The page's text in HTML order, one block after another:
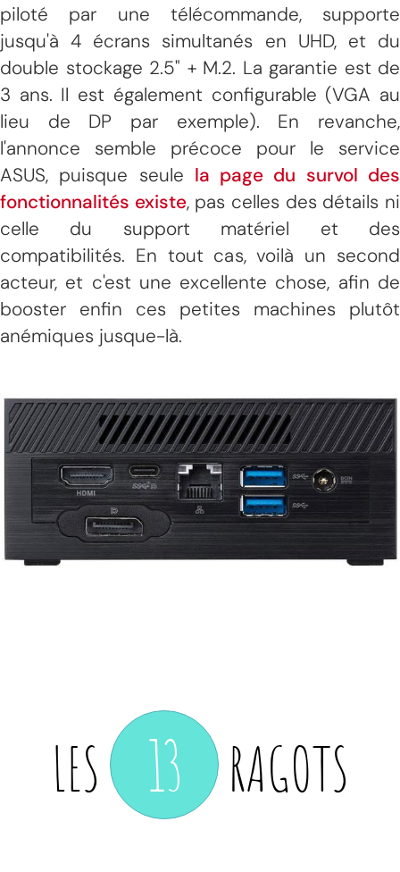
piloté par une télécommande, supporte
jusqu'à 4 écrans simultanés en UHD, et du
double stockage 2.5" + M.2. La garantie est de
3 ans. Il est également configurable (VGA au
lieu de DP par exemple). En revanche,
l'annonce semble précoce pour le service
ASUS, puisque seule la page du survol des
fonctionnalités existe, pas celles des détails ni
celle du support matériel et des
compatibilités. En tout cas, voilà un second
acteur, et c'est une excellente chose, afin de
booster enfin ces petites machines plutôt
anémiques jusque-là.
LES 13 RAGOTS